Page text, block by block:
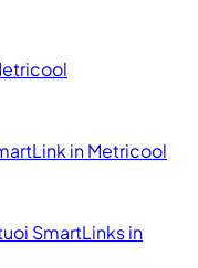
in Metricool
SmartLinks in